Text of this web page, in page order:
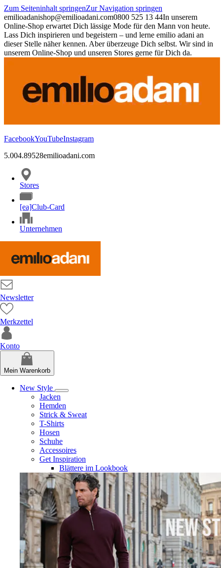
Zum Seiteninhalt springenZur Navigation springen
emilioadanishop@emilioadani.com0800 525 13 44In unserem
Online-Shop erwartet Dich lässige Mode für den Mann von heute.
Lass Dich inspirieren und begeistern – und lerne emilio adani an
dieser Stelle näher kennen. Aber überzeuge Dich selbst. Wir sind in
unserem Online-Shop und unseren Stores gerne für Dich da.
FacebookYouTubeInstagram
5.004.89528emilioadani.com
Stores
[ea]Club-Card
Unternehmen
Newsletter
Merkzettel
Konto
Mein Warenkorb
New Style
Jacken
Hemden
Strick & Sweat
T-Shirts
Hosen
Schuhe
Accessoires
Get Inspiration
Blättere im Lookbook